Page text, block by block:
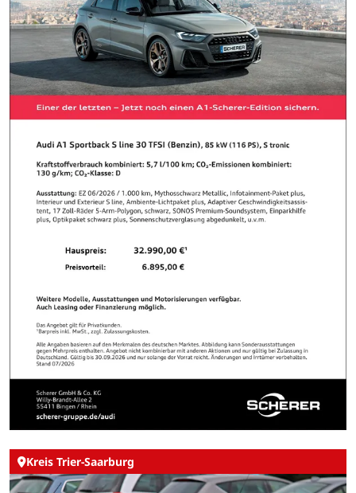
Kreis Trier-Saarburg